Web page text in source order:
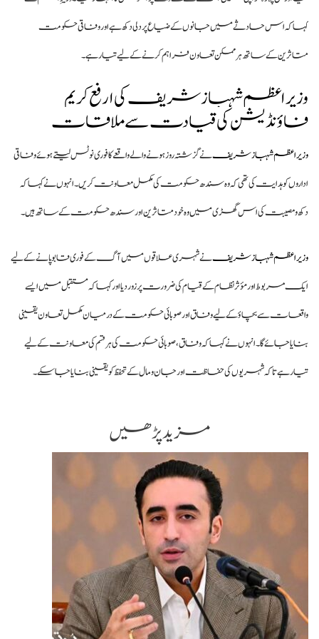
کہ اس حادثے میں جانوں کے ضیاع پر دلی دکھ ہے اور وفاقی حکومت
کے ساتھ ہر ممکن تعاون فراہم کرنے کے لیے تیار ہے۔
شہباز شریف کی ارفع کریم
کی قیادت سے ملاقات
شہباز شریفنے گزشتہ روز ہونے والے واقعے کا فوری نوٹس لیتے ہوئے وفاقی
کو ہدایت کی تھی کہ وہ سندھ حکومت کی مکمل معاونت کریں۔ انہوں نے کہا کہ
و مصیبت کی اس گھڑی میں وہ خود متاثرین اور سندھ حکومت کے ساتھ ہیں۔
شہباز شریفنے شہری علاقوں میں آگ کے فوری قابو پانے کے لیے
مربوط اور مؤثر نظام کے قیام کی ضرورت پر زور دیا اور کہا کہ مستقبل میں ایسے
سے بچاؤ کے لیے وفاق اور صوبائی حکومت کے درمیان مکمل تعاون یقینی
جائے گا۔ انہوں نے کہا کہ وفاق، صوبائی حکومت کی ہر قسم کی معاونت کے لیے
ہے تاکہ شہریوں کی حفاظت اور جان و مال کے تحفظ کو یقینی بنایا جا سکے۔
مزید پڑھیں